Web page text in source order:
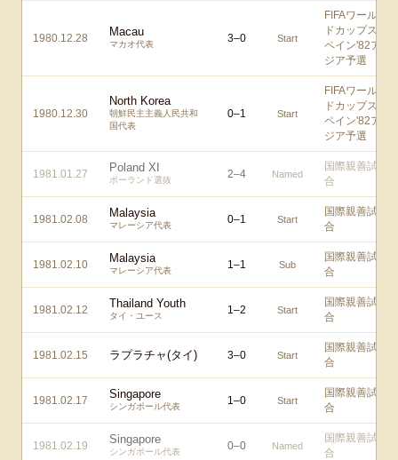
1980.12.28 Macau
マカオ代表 3–0 Start
FIFAワール
ドカップス
ペイン'82ア
ジア予選
1980.12.30
North Korea
朝鮮民主主義人民共和
国代表
0–1 Start
FIFAワール
ドカップス
ペイン'82ア
ジア予選
1981.01.27 Poland XI
ポーランド選抜 2–4 Named
国際親善試
合
1981.02.08 Malaysia
マレーシア代表 0–1 Start
国際親善試
合
1981.02.10 Malaysia
マレーシア代表 1–1 Sub
国際親善試
合
1981.02.12 Thailand Youth
タイ・ユース 1–2 Start
国際親善試
合
1981.02.15 ラプラチャ(タイ) 3–0 Start
国際親善試
合
1981.02.17 Singapore
シンガポール代表 1–0 Start
国際親善試
合
1981.02.19 Singapore
シンガポール代表 0–0 Named
国際親善試
合